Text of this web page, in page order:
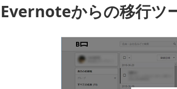
Evernoteからの移行ツ